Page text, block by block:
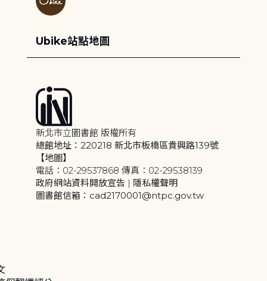
Ubike站點地圖
新北市立圖書館 版權所有
總館地址：220218 新北市板橋區貴興路139號
【地圖】
電話：02-29537868 傳真：02-29538139
政府網站資料開放宣告 | 隱私權聲明
圖書館信箱：cad2170001@ntpc.gov.tw